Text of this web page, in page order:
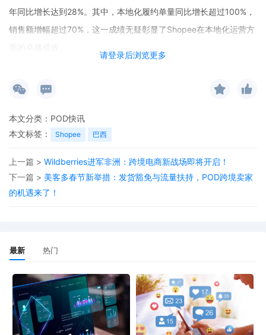
请登录后浏览更多
年同比增长达到28%。其中，本地化履约单量同比增长超过100%，
销售额增幅超过70%，这一成绩无疑彰显了Shopee在本地化运营方
占比达90%，且时效提升了2天。同时，平台的尾程物流覆盖率提升
的配送能力。这些举措不仅提高了消费者的购物体验，也为卖家提
供了更高效的物流支持。
在内容生态方面，Shopee同样表现出色。跨境短视频销售额最高增
长30倍，12月12日大促期间，直播累计时长超过5000万小时，短
视频观看量达到1.4亿次。此外，Shopee还成为Meta联盟项目的首
展望未来，跨境电商POD模式或许会为Shopee带来新的增长点。
POD商业模式允许卖家根据客户订单进行定制化生产，无需提前大
量备货，降低了库存风险和成本。通过POD资源网站，卖家可以轻
松找到各种设计素材和供应商，快速将创意转化为商品。随着消费
者对个性化商品的需求不断增加，跨境电商POD有望成为Shopee卖
本文分类： POD快讯
本文标签：
Shopee 巴西
上一篇 > Wildberries进军非洲：跨境电商新战场即将开启！
下一篇 > 美客多春节新举措：发货豁免与流量扶持，POD跨境卖家
的机遇来了！
最新 热门